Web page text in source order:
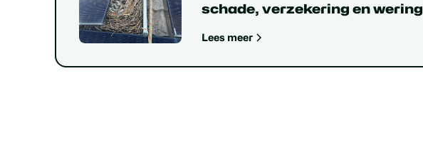
schade, verzekering en wering
Lees meer